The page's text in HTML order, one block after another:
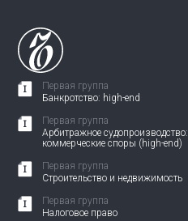
Первая группа
Банкротство: high-end
Первая группа
Арбитражное судопроизводство:
коммерческие споры (high-end)
Первая группа
Строительство и недвижимость
Первая группа
Налоговое право